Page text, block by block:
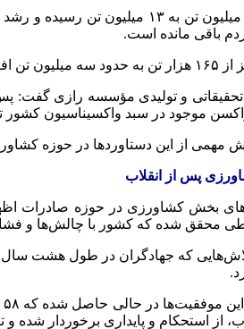
باقی مانده است.
است.
مهمی از این دستاوردها در حوزه
محقق شده که کشور با چالش‌ها و
که جهادگران در طول هشت
از استحکام و پایداری برخوردار شده و